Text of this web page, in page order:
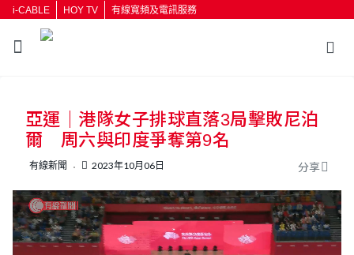
i-CABLE HOY TV 有線寬頻及電訊服務
按輸入鍵開始搜尋
亞運｜港隊女子排球直落3局擊敗尼泊
爾 周六與印度爭奪第9名
有線新聞 2023年10月06日 分享